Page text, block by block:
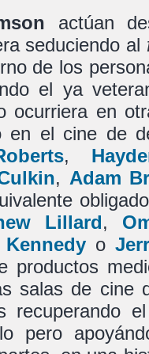
actúan
seduciendo al
de los
el ya
ocurriera en
en el cine de
,
, Adam
Lillard,
o
productos
salas de cine
recuperando
pero